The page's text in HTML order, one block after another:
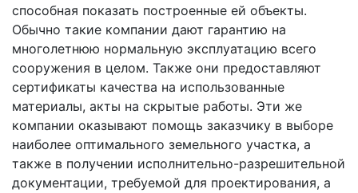
способная показать построенные ей объекты.
Обычно такие компании дают гарантию на
многолетнюю нормальную эксплуатацию всего
сооружения в целом. Также они предоставляют
сертификаты качества на использованные
материалы, акты на скрытые работы. Эти же
компании оказывают помощь заказчику в выборе
наиболее оптимального земельного участка, а
также в получении исполнительно-разрешительной
документации, требуемой для проектирования, а